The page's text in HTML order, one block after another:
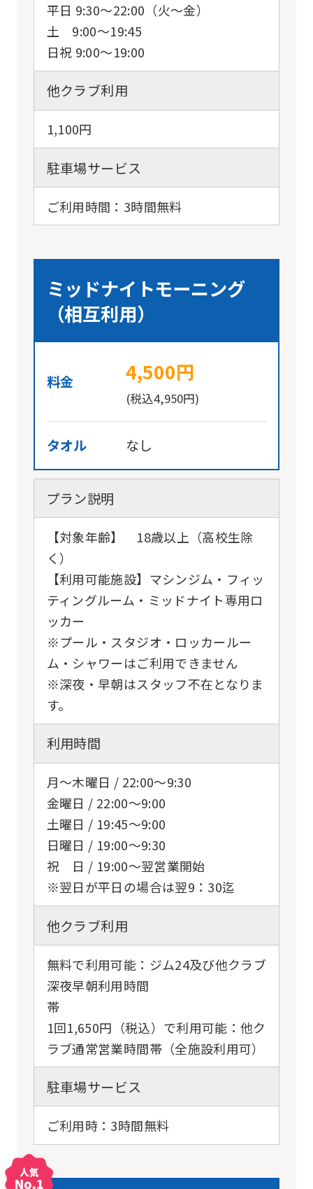
平日 9:30～22:00（火～金）
土 9:00～19:45
日祝 9:00～19:00
他クラブ利用
1,100円
駐車場サービス
ご利用時間：3時間無料
ミッドナイトモーニング
（相互利用）
料金 4,500円
(税込4,950円)
タオル なし
プラン説明
【対象年齢】 18歳以上（高校生除
く）
【利用可能施設】マシンジム・フィッ
ティングルーム・ミッドナイト専用ロ
ッカー
※プール・スタジオ・ロッカールー
ム・シャワーはご利用できません
※深夜・早朝はスタッフ不在となりま
す。
利用時間
月～木曜日 / 22:00〜9:30
金曜日 / 22:00～9:00
土曜日 / 19:45〜9:00
日曜日 / 19:00〜9:30
祝 日 / 19:00〜翌営業開始
※翌日が平日の場合は翌9：30迄
他クラブ利用
無料で利用可能：ジム24及び他クラブ
深夜早朝利用時間
1回1,650円（税込）で利用可能：他ク
ラブ通常営業時間帯（全施設利用可）
駐車場サービス
ご利用時：3時間無料